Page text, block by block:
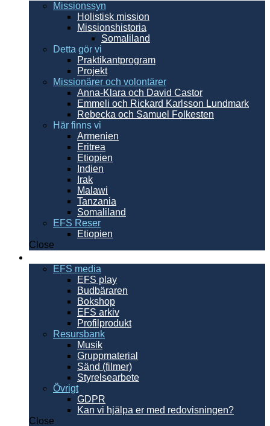
Missionssyn
Holistisk mission
Missionshistoria
Somaliland
Detta gör vi
Praktikantprogram
Projekt
Missionärer och volontärer
Anna-Klara och David Castor
Emmeli och Rickard Karlsson Lundmark
Rebecka och Samuel Folkesten
Här finns vi
Armenien
Eritrea
Etiopien
Indien
Irak
Malawi
Tanzania
Somaliland
EFS Reser
Etiopien
Close
EFS media
EFS play
Budbäraren
Bokshop
EFS arkiv
Profilprodukt
Resursbank
Musik
Gruppmaterial
Sänd (filmer)
Styrelsearbete
Övrigt
GDPR
Kan vi hjälpa er med redovisningen?
Close